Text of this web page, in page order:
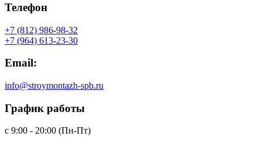
Телефон
+7 (812) 986-98-32
+7 (964) 613-23-30
Email:
info@stroymontazh-spb.ru
График работы
с 9:00 - 20:00 (Пн-Пт)